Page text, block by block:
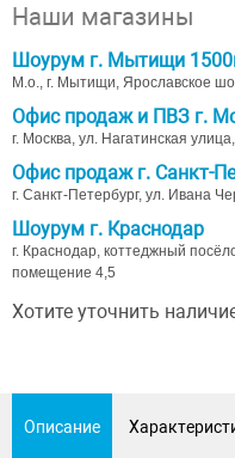
Наши магазины
Шоурум г. Мытищи
М.о., г. Мытищи, Ярославское
Офис продаж и ПВЗ г.
г. Москва, ул. Нагатинская
Офис продаж г. Санкт-
г. Санкт-Петербург, ул. Ивана
Шоурум г. Краснодар
г. Краснодар, коттеджный
помещение 4,5
Хотите уточнить
Описание